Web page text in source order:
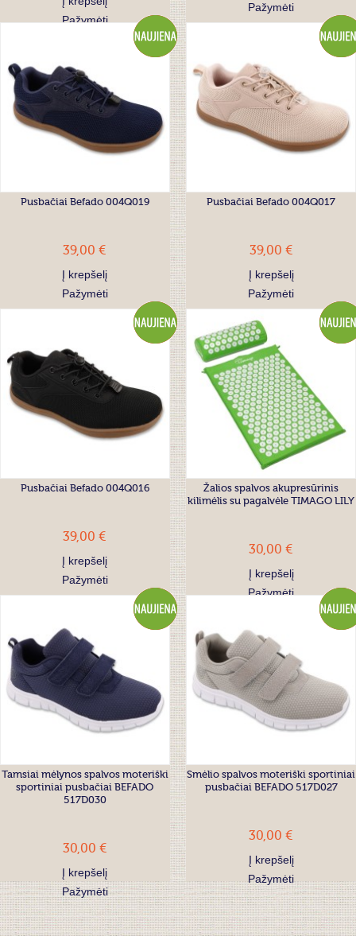
Pažymėti
Pažymėti
Pusbačiai Befado 004Q019
39,00 €
Į krepšelį
Pažymėti
Pusbačiai Befado 004Q017
39,00 €
Į krepšelį
Pažymėti
Pusbačiai Befado 004Q016
39,00 €
Į krepšelį
Pažymėti
Žalios spalvos akupresūrinis
kilimėlis su pagalvėle TIMAGO LILY
30,00 €
Į krepšelį
Pažymėti
Tamsiai mėlynos spalvos moteriški
sportiniai pusbačiai BEFADO
517D030
30,00 €
Į krepšelį
Pažymėti
Smėlio spalvos moteriški sportiniai
pusbačiai BEFADO 517D027
30,00 €
Į krepšelį
Pažymėti